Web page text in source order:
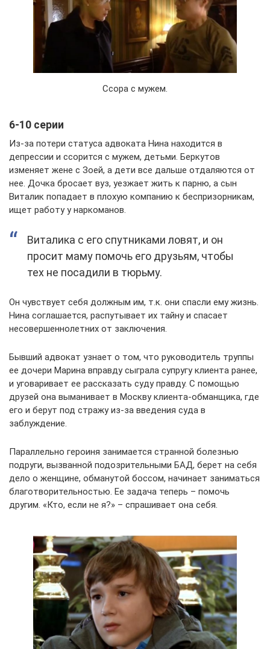
Ссора с мужем.
6-10 серии
Из-за потери статуса адвоката Нина находится в
депрессии и ссорится с мужем, детьми. Беркутов
изменяет жене с Зоей, а дети все дальше отдаляются от
нее. Дочка бросает вуз, уезжает жить к парню, а сын
Виталик попадает в плохую компанию к беспризорникам,
ищет работу у наркоманов.
Виталика с его спутниками ловят, и он
просит маму помочь его друзьям, чтобы
тех не посадили в тюрьму.
Он чувствует себя должным им, т.к. они спасли ему жизнь.
Нина соглашается, распутывает их тайну и спасает
несовершеннолетних от заключения.
Бывший адвокат узнает о том, что руководитель труппы
ее дочери Марина вправду сыграла супругу клиента ранее,
и уговаривает ее рассказать суду правду. С помощью
друзей она выманивает в Москву клиента-обманщика, где
его и берут под стражу из-за введения суда в
заблуждение.
Параллельно героиня занимается странной болезнью
подруги, вызванной подозрительными БАД, берет на себя
дело о женщине, обманутой боссом, начинает заниматься
благотворительностью. Ее задача теперь – помочь
другим. «Кто, если не я?» – спрашивает она себя.